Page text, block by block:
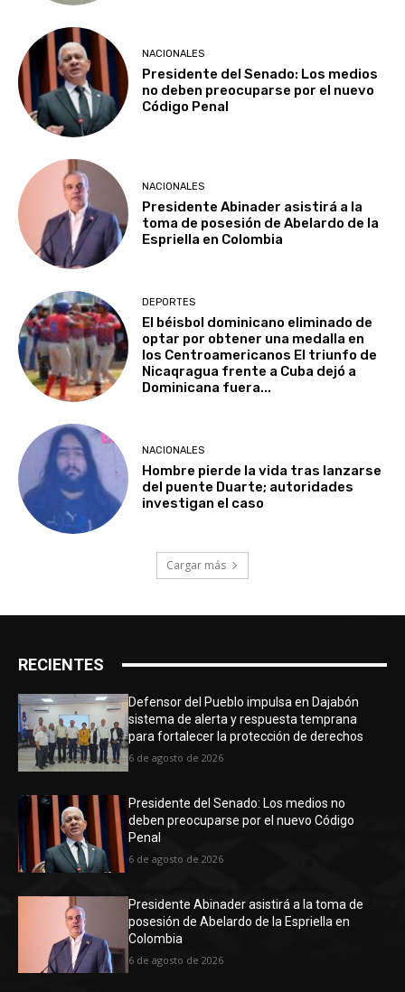
NACIONALES
Presidente del Senado: Los medios
no deben preocuparse por el nuevo
Código Penal
NACIONALES
Presidente Abinader asistirá a la
toma de posesión de Abelardo de la
Espriella en Colombia
DEPORTES
El béisbol dominicano eliminado de
optar por obtener una medalla en
los Centroamericanos El triunfo de
Nicaqragua frente a Cuba dejó a
Dominicana fuera...
NACIONALES
Hombre pierde la vida tras lanzarse
del puente Duarte; autoridades
investigan el caso
Cargar más
RECIENTES
Defensor del Pueblo impulsa en Dajabón
sistema de alerta y respuesta temprana
para fortalecer la protección de derechos
6 de agosto de 2026
Presidente del Senado: Los medios no
deben preocuparse por el nuevo Código
Penal
6 de agosto de 2026
Presidente Abinader asistirá a la toma de
posesión de Abelardo de la Espriella en
Colombia
6 de agosto de 2026